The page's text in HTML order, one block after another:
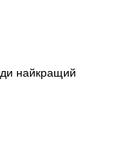
найкращий